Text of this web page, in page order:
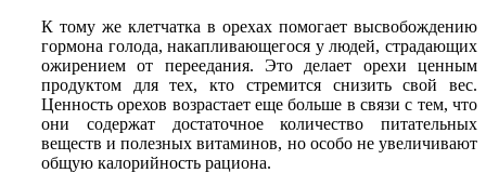
К тому же клетчатка в орехах помогает высвобождению
гормона голода, накапливающегося у людей, страдающих
ожирением от переедания. Это делает орехи ценным
продуктом для тех, кто стремится снизить свой вес.
Ценность орехов возрастает еще больше в связи с тем, что
они содержат достаточное количество питательных
веществ и полезных витаминов, но особо не увеличивают
общую калорийность рациона.